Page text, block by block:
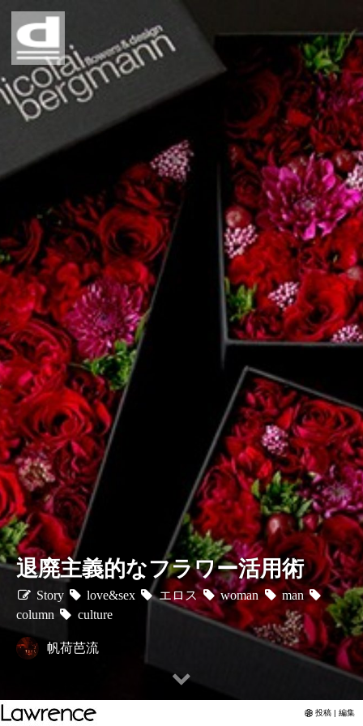
Home
Story
Profile
Contact
退廃主義的なフラワー活用術
Story love&sex エロス woman
man
column
culture
帆荷芭流
投稿 | 編集